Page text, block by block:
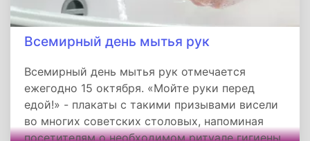
Всемирный день мытья рук
Всемирный день мытья рук отмечается
ежегодно 15 октября. «Мойте руки перед
едой!» - плакаты с такими призывами висели
во многих советских столовых, напоминая
посетителям о необходимом ритуале гигиены.